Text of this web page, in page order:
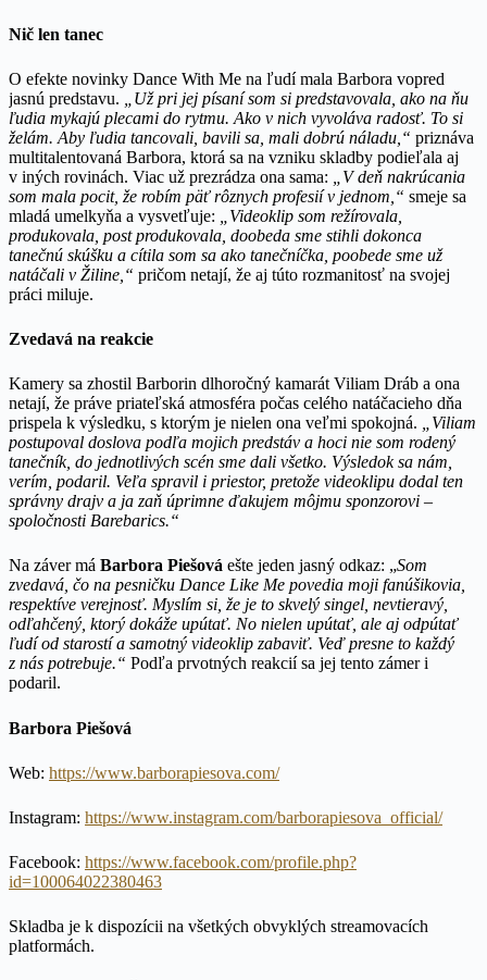
Nič len tanec
O efekte novinky Dance With Me na ľudí mala Barbora vopred
jasnú predstavu.
„Už pri jej písaní som si predstavovala, ako na ňu
ľudia mykajú plecami do rytmu. Ako v nich vyvoláva radosť. To si
želám. Aby ľudia tancovali, bavili sa, mali dobrú náladu,“ priznáva
multitalentovaná Barbora, ktorá sa na vzniku skladby podieľala aj
v iných rovinách. Viac už prezrádza ona sama:
„V deň nakrúcania
som mala pocit, že robím päť rôznych profesií v jednom,“ smeje sa
mladá umelkyňa a vysvetľuje:
„Videoklip som režírovala,
produkovala, post produkovala, doobeda sme stihli dokonca
tanečnú skúšku a cítila som sa ako tanečníčka, poobede sme už
natáčali v Žiline,“ pričom netají, že aj túto rozmanitosť na svojej
práci miluje.
Zvedavá na reakcie
Kamery sa zhostil Barborin dlhoročný kamarát Viliam Dráb a ona
netají, že práve priateľská atmosféra počas celého natáčacieho dňa
prispela k výsledku, s ktorým je nielen ona veľmi spokojná. „Viliam
postupoval doslova podľa mojich predstáv a hoci nie som rodený
tanečník, do jednotlivých scén sme dali všetko. Výsledok sa nám,
verím, podaril. Veľa spravil i priestor, pretože videoklipu dodal ten
správny drajv a ja zaň úprimne ďakujem môjmu sponzorovi –
spoločnosti Barebarics.“
Na záver má Barbora Piešová ešte jeden jasný odkaz: „Som
zvedavá, čo na pesničku Dance Like Me povedia moji fanúšikovia,
respektíve verejnosť. Myslím si, že je to skvelý singel, nevtieravý,
odľahčený, ktorý dokáže upútať. No nielen upútať, ale aj odpútať
ľudí od starostí a samotný videoklip zabaviť. Veď presne to každý
z nás potrebuje.“ Podľa prvotných reakcií sa jej tento zámer i
podaril.
Barbora Piešová
Web: https://www.barborapiesova.com/
Instagram: https://www.instagram.com/barborapiesova_official/
Facebook: https://www.facebook.com/profile.php?
id=100064022380463
Skladba je k dispozícii na všetkých obvyklých streamovacích
platformách.